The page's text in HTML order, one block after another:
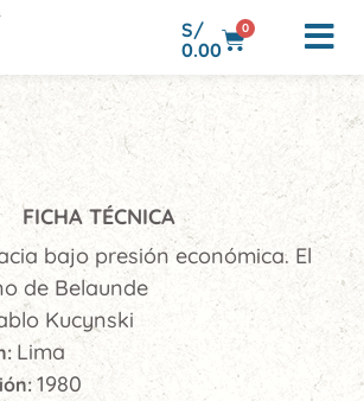
S/
0.00
0
FICHA TÉCNICA
bajo presión económica. El
de Belaunde
Kucynski
Lima
1980